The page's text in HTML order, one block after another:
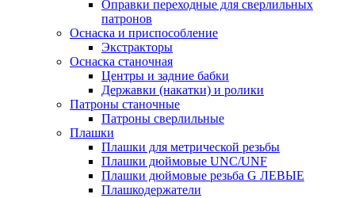
Оправки переходные для сверлильных
патронов
Оснаска и приспособление
Экстракторы
Оснаска станочная
Центры и задние бабки
Державки (накатки) и ролики
Патроны станочные
Патроны сверлильные
Плашки
Плашки для метрической резьбы
Плашки дюймовые UNC/UNF
Плашки дюймовые резьба G ЛЕВЫЕ
Плашкодержатели